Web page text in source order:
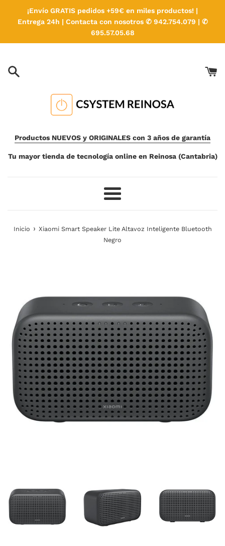
directamente
¡Envío GRATIS pedidos +59€ en miles productos! |
Entrega 24h | Contacta con nosotros ✆ 942.754.079 | ✆
695.57.05.68
Productos NUEVOS y ORIGINALES con 3 años de garantía
Tu mayor tienda de tecnología online en Reinosa (Cantabria)
Más
Inicio › Xiaomi Smart Speaker Lite Altavoz Inteligente Bluetooth
Negro